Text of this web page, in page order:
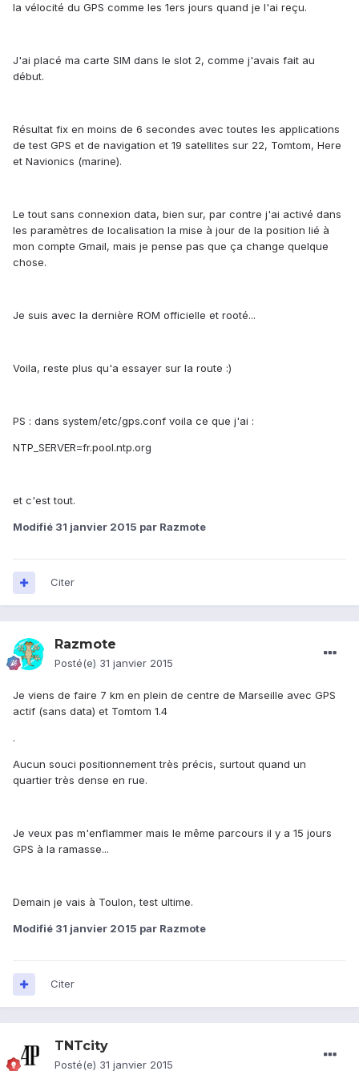
la vélocité du GPS comme les 1ers jours quand je l'ai reçu.
J'ai placé ma carte SIM dans le slot 2, comme j'avais fait au
début.
Résultat fix en moins de 6 secondes avec toutes les applications
de test GPS et de navigation et 19 satellites sur 22, Tomtom, Here
et Navionics (marine).
Le tout sans connexion data, bien sur, par contre j'ai activé dans
les paramètres de localisation la mise à jour de la position lié à
mon compte Gmail, mais je pense pas que ça change quelque
chose.
Je suis avec la dernière ROM officielle et rooté...
Voila, reste plus qu'a essayer sur la route :)
PS : dans system/etc/gps.conf voila ce que j'ai :
NTP_SERVER=fr.pool.ntp.org
et c'est tout.
Modifié 31 janvier 2015 par Razmote
Citer
Razmote
Posté(e) 31 janvier 2015
Je viens de faire 7 km en plein de centre de Marseille avec GPS
actif (sans data) et Tomtom 1.4
.
Aucun souci positionnement très précis, surtout quand un
quartier très dense en rue.
Je veux pas m'enflammer mais le même parcours il y a 15 jours
GPS à la ramasse...
Demain je vais à Toulon, test ultime.
Modifié 31 janvier 2015 par Razmote
Citer
TNTcity
Posté(e) 31 janvier 2015